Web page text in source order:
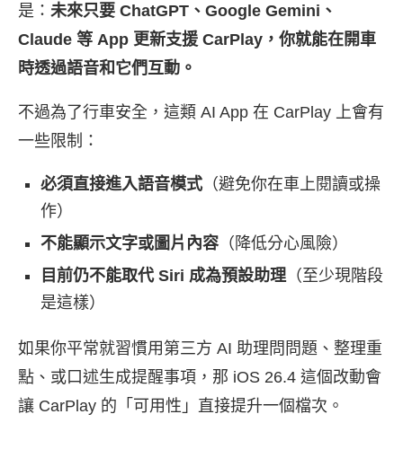
是： 未來只要 ChatGPT、Google Gemini、
Claude 等 App 更新支援 CarPlay，你就能在開車
時透過語音和它們互動。
不過為了行車安全，這類 AI App 在 CarPlay 上會有
一些限制：
必須直接進入語音模式 （避免你在車上閱讀或操
作）
不能顯示文字或圖片內容 （降低分心風險）
目前仍不能取代 Siri 成為預設助理 （至少現階段
是這樣）
如果你平常就習慣用第三方 AI 助理問問題、整理重
點、或口述生成提醒事項，那 iOS 26.4 這個改動會
讓 CarPlay 的「可用性」直接提升一個檔次。